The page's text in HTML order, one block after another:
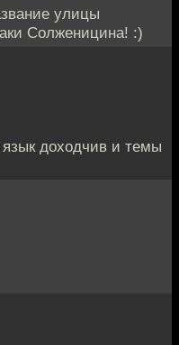
улицы
Солженицина! :)
доходчив и темы